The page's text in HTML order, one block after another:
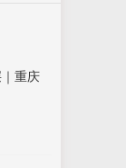
重庆